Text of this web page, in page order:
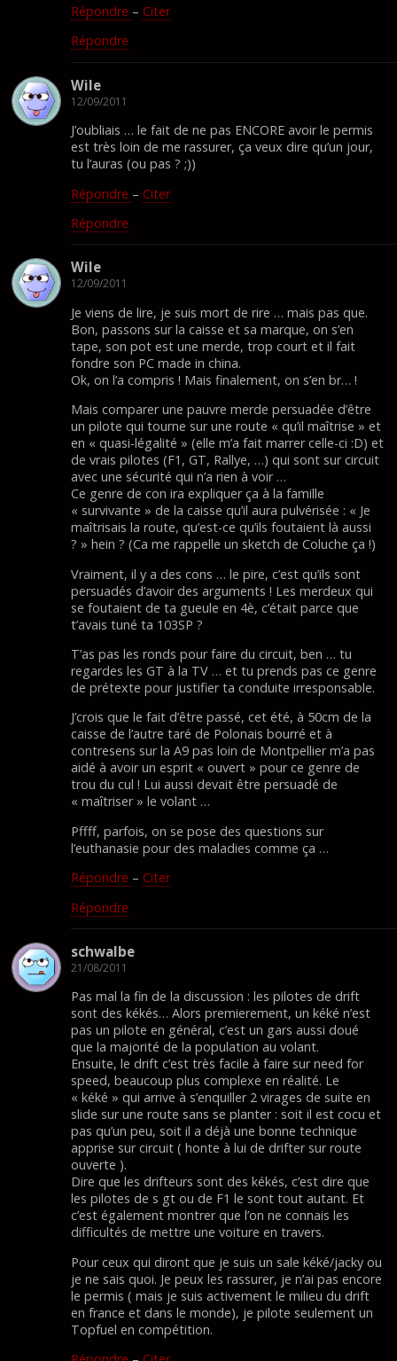
Répondre – Citer
Répondre
Wile
12/09/2011
J’oubliais … le fait de ne pas ENCORE avoir le permis
est très loin de me rassurer, ça veux dire qu’un jour,
tu l’auras (ou pas ? ;))
Répondre – Citer
Répondre
Wile
12/09/2011
Je viens de lire, je suis mort de rire … mais pas que.
Bon, passons sur la caisse et sa marque, on s’en
tape, son pot est une merde, trop court et il fait
fondre son PC made in china.
Ok, on l’a compris ! Mais finalement, on s’en br… !
Mais comparer une pauvre merde persuadée d’être
un pilote qui tourne sur une route « qu’il maîtrise » et
en « quasi-légalité » (elle m’a fait marrer celle-ci :D) et
de vrais pilotes (F1, GT, Rallye, …) qui sont sur circuit
avec une sécurité qui n’a rien à voir …
Ce genre de con ira expliquer ça à la famille
« survivante » de la caisse qu’il aura pulvérisée : « Je
maîtrisais la route, qu’est-ce qu’ils foutaient là aussi
? » hein ? (Ca me rappelle un sketch de Coluche ça !)
Vraiment, il y a des cons … le pire, c’est qu’ils sont
persuadés d’avoir des arguments ! Les merdeux qui
se foutaient de ta gueule en 4è, c’était parce que
t’avais tuné ta 103SP ?
T’as pas les ronds pour faire du circuit, ben … tu
regardes les GT à la TV … et tu prends pas ce genre
de prétexte pour justifier ta conduite irresponsable.
J’crois que le fait d’être passé, cet été, à 50cm de la
caisse de l’autre taré de Polonais bourré et à
contresens sur la A9 pas loin de Montpellier m’a pas
aidé à avoir un esprit « ouvert » pour ce genre de
trou du cul ! Lui aussi devait être persuadé de
« maîtriser » le volant …
Pffff, parfois, on se pose des questions sur
l’euthanasie pour des maladies comme ça …
Répondre – Citer
Répondre
schwalbe
21/08/2011
Pas mal la fin de la discussion : les pilotes de drift
sont des kékés… Alors premierement, un kéké n’est
pas un pilote en général, c’est un gars aussi doué
que la majorité de la population au volant.
Ensuite, le drift c’est très facile à faire sur need for
speed, beaucoup plus complexe en réalité. Le
« kéké » qui arrive à s’enquiller 2 virages de suite en
slide sur une route sans se planter : soit il est cocu et
pas qu’un peu, soit il a déjà une bonne technique
apprise sur circuit ( honte à lui de drifter sur route
ouverte ).
Dire que les drifteurs sont des kékés, c’est dire que
les pilotes de s gt ou de F1 le sont tout autant. Et
c’est également montrer que l’on ne connais les
difficultés de mettre une voiture en travers.
Pour ceux qui diront que je suis un sale kéké/jacky ou
je ne sais quoi. Je peux les rassurer, je n’ai pas encore
le permis ( mais je suis activement le milieu du drift
en france et dans le monde), je pilote seulement un
Topfuel en compétition.